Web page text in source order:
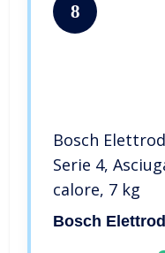
8
Bosch
Serie 4,
calore, 7 kg
Bosch